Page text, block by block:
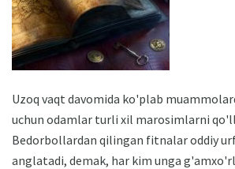
Uzoq vaqt davomida ko'plab
uchun odamlar turli xil marosimlarni
Bedorbollardan qilingan fitnalar oddiy
anglatadi, demak, har kim unga